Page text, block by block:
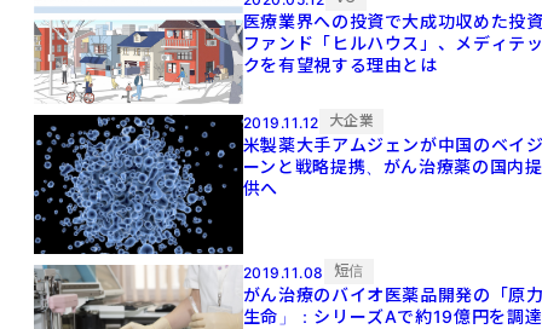
医療業界への投資で大成功収めた投
ファンド「ヒルハウス」、メディテ
クを有望視する理由とは
2019.11.12 大企業
米製薬大手アムジェンが中国のベイ
ーンと戦略提携、がん治療薬の国内提
供へ
2019.11.08 短信
がん治療のバイオ医薬品開発の「原
生命」：シリーズAで約19億円を調達